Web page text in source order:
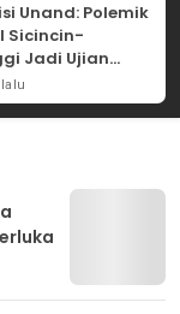
Unand: Polemik
Sicincin-
Jadi Ujian
Investor